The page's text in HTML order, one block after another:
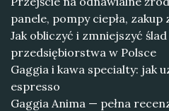
panele, pompy ciepła,
Jak obliczyć i zmniejszyć
przedsiębiorstwa w Polsce
Gaggia i kawa specialty: jak
espresso
Gaggia Anima — pełna